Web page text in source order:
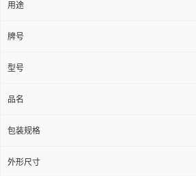
用途
牌号
型号
品名
包装规格
外形尺寸